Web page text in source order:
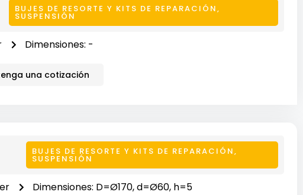
BUJES DE RESORTE Y KITS DE REPARACIÓN,
SUSPENSIÓN
Dimensiones: -
una cotización
BUJES DE RESORTE Y KITS DE REPARACIÓN,
SUSPENSIÓN
Dimensiones: D=Ø170, d=Ø60, h=5